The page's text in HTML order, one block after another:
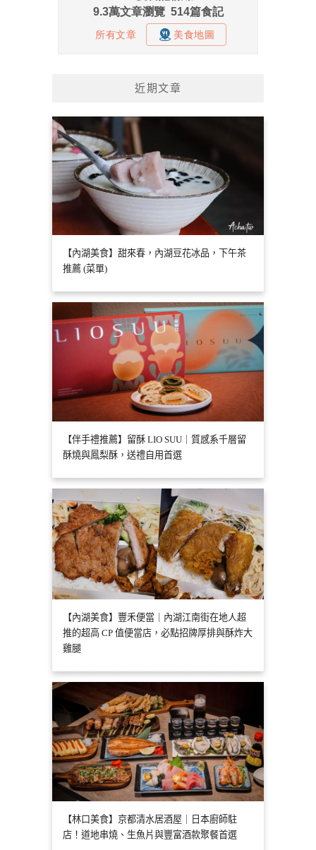
近期文章
【內湖美食】甜來春，內湖豆花冰品，下午茶
推薦 (菜單)
【伴手禮推薦】留酥 LIO SUU｜質感系千層留
酥燒與鳳梨酥，送禮自用首選
【內湖美食】豐禾便當｜內湖江南街在地人超
推的超高 CP 值便當店，必點招牌厚排與酥炸大
雞腿
【林口美食】京都清水居酒屋｜日本廚師駐
店！道地串燒、生魚片與豐富酒款聚餐首選